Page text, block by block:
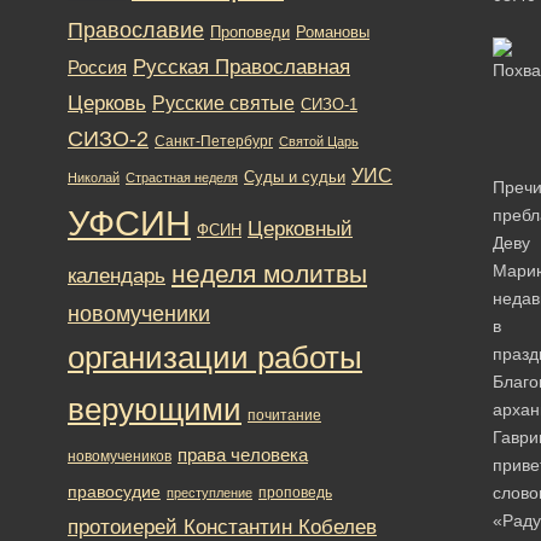
Деву
в
Православие Проповеди Романовы
Россия Русская Православная
Церковь Русские святые СИЗО-1
СИЗО-2 Санкт-Петербург Святой Царь
Николай Страстная неделя Суды и судьи УИС
УФСИН ФСИН Церковный
календарь неделя молитвы
новомученики
организации работы
верующими почитание
новомучеников права человека
правосудие преступление проповедь
протоиерей Константин Кобелев